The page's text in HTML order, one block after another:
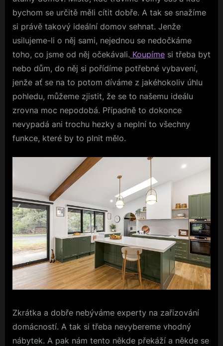
bychom se určitě měli cítit dobře. A tak se snažíme
si právě takový ideální domov sehnat. Jenže
usilujeme-li o něj sami, nejednou se nedočkáme
toho, co jsme od něj očekávali. Koupíme si třeba byt
nebo dům, do něj si pořídíme potřebné vybavení,
jenže ať se na to potom díváme z jakéhokoliv úhlu
pohledu, můžeme zjistit, že se to našemu ideálu
zrovna moc nepodobá. Případně to dokonce
nevypadá ani trochu hezky a neplní to všechny
funkce, které by to plnit mělo.
Zkrátka a dobře nebýváme experty na zařizování
domácností. A tak si třeba nevybereme vhodný
nábytek. A pak nám tento někde překáží a někde se